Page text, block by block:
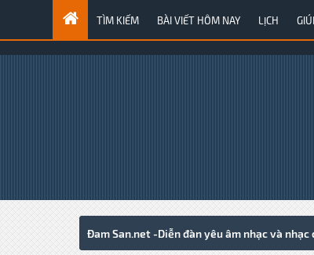
TÌM KIẾM BÀI VIẾT HÔM NAY LỊCH
Đam San.net -Diễn đàn yêu âm nhạc và nhạc